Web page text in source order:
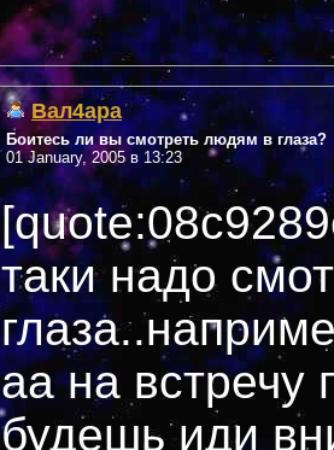
Вал4ара
Боитесь ли вы смотреть людям в глаза?
01 January, 2005 в 13:23
таки надо
аа на встречу
будешь иди